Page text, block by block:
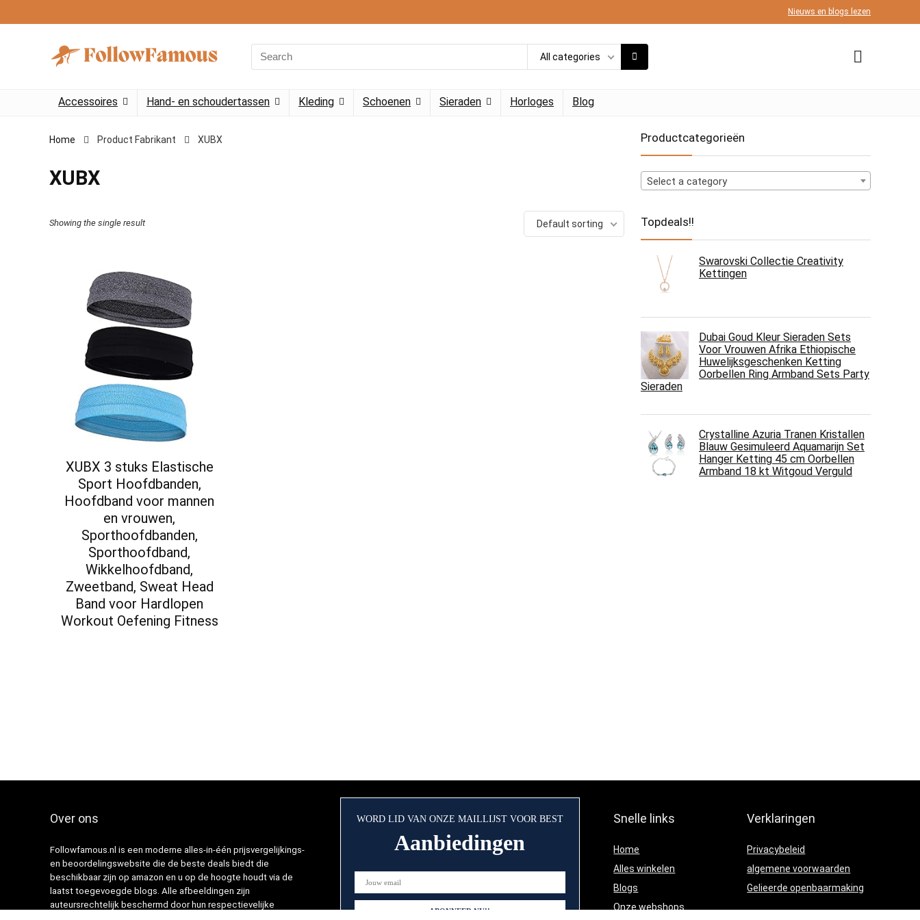
Nieuws en blogs lezen
Search
for:
All categories
Accessoires Hand- en schoudertassen Kleding Schoenen Sieraden Horloges Blog
Home Product Fabrikant ‎XUBX
‎XUBX
Showing the single result Default sorting
XUBX 3 stuks Elastische
Sport Hoofdbanden,
Hoofdband voor mannen
en vrouwen,
Sporthoofdbanden,
Sporthoofdband,
Wikkelhoofdband,
Zweetband, Sweat Head
Band voor Hardlopen
Workout Oefening Fitness
Productcategorieën
Select a category
Topdeals!!
Swarovski Collectie Creativity
Kettingen
Dubai Goud Kleur Sieraden Sets
Voor Vrouwen Afrika Ethiopische
Huwelijksgeschenken Ketting
Oorbellen Ring Armband Sets Party
Sieraden
Crystalline Azuria Tranen Kristallen
Blauw Gesimuleerd Aquamarijn Set
Hanger Ketting 45 cm Oorbellen
Armband 18 kt Witgoud Verguld
Over ons
Followfamous.nl is een moderne alles-in-één prijsvergelijkings-
en beoordelingswebsite die de beste deals biedt die
beschikbaar zijn op amazon en u op de hoogte houdt via de
laatst toegevoegde blogs. Alle afbeeldingen zijn
auteursrechtelijk beschermd door hun respectievelijke
WORD LID VAN ONZE MAILLIJST VOOR BEST
Aanbiedingen
Snelle links
Home
Alles winkelen
Blogs
Onze webshops
Verklaringen
Privacybeleid
algemene voorwaarden
Gelieerde openbaarmaking